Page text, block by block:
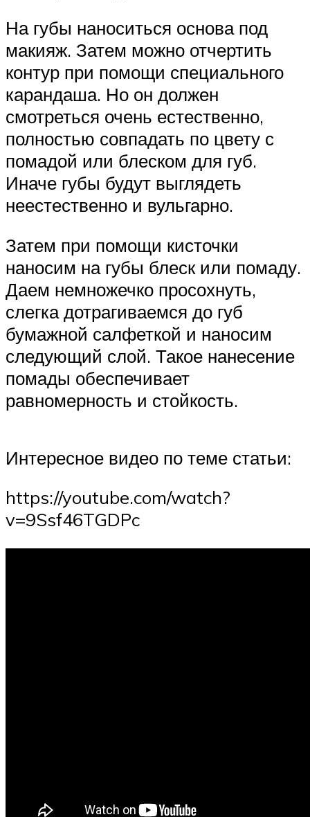
На губы наноситься основа под
макияж. Затем можно отчертить
контур при помощи специального
карандаша. Но он должен
смотреться очень естественно,
полностью совпадать по цвету с
помадой или блеском для губ.
Иначе губы будут выглядеть
неестественно и вульгарно.
Затем при помощи кисточки
наносим на губы блеск или помаду.
Даем немножечко просохнуть,
слегка дотрагиваемся до губ
бумажной салфеткой и наносим
следующий слой. Такое нанесение
помады обеспечивает
равномерность и стойкость.
Интересное видео по теме статьи:
https://youtube.com/watch?
v=9Ssf46TGDPc